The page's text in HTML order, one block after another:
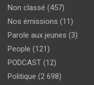
Non classé (457)
Nos émissions (11)
Parole aux jeunes (3)
People (121)
PODCAST (12)
Politique (2 698)